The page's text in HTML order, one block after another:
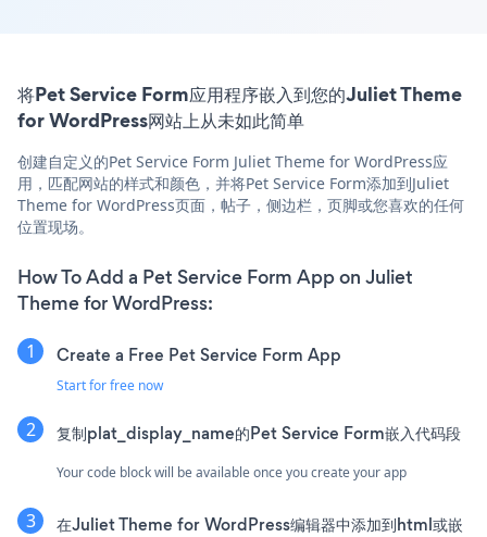
将Pet Service Form应用程序嵌入到您的Juliet Theme
for WordPress网站上从未如此简单
创建自定义的Pet Service Form Juliet Theme for WordPress应
用，匹配网站的样式和颜色，并将Pet Service Form添加到Juliet
Theme for WordPress页面，帖子，侧边栏，页脚或您喜欢的任何
位置现场。
How To Add a Pet Service Form App on Juliet
Theme for WordPress:
Create a Free Pet Service Form App
Start for free now
复制plat_display_name的Pet Service Form嵌入代码段
Your code block will be available once you create your app
在Juliet Theme for WordPress编辑器中添加到html或嵌